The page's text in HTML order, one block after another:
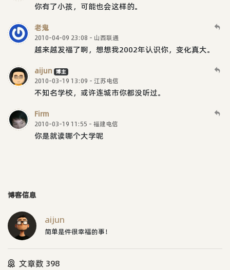
你有了小孩，可能也会这样的。
老鬼
2010-04-09 23:08 - 山西联通
越来越发福了啊，想想我2002年认识你，变化真大。
aijun 博主
2010-03-19 13:09 - 江苏电信
不知名学校，或许连城市你都没听过。
Firm
2010-03-19 11:55 - 福建电信
你是就读哪个大学呢
博客信息
aijun
简单是件很幸福的事！
文章数 398